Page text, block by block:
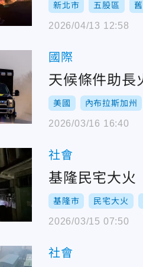
新北市 五股區
2026/04/13 12:58
國際
天候條件助
美國 內布拉斯加州
2026/03/16 16:40
社會
基隆民宅大火
基隆市 民宅大火
2026/03/15 07:50
社會